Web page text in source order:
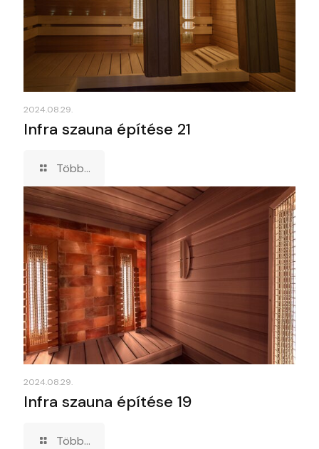
2024.08.29.
Infra szauna építése 21
Több...
2024.08.29.
Infra szauna építése 19
Több...